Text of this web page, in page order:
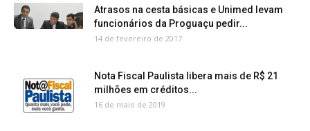
Atrasos na cesta básicas e Unimed levam
funcionários da Proguaçu pedir...
14 de fevereiro de 2017
Nota Fiscal Paulista libera mais de R$ 21
milhões em créditos...
16 de maio de 2019